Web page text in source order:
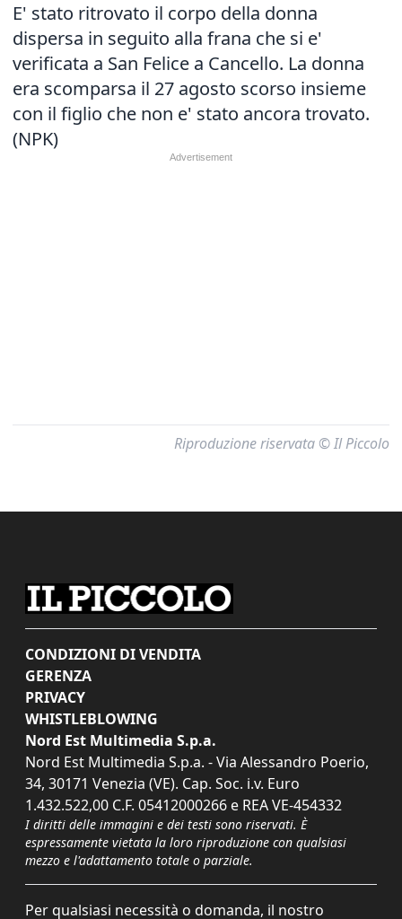
E' stato ritrovato il corpo della donna
dispersa in seguito alla frana che si e'
verificata a San Felice a Cancello. La donna
era scomparsa il 27 agosto scorso insieme
con il figlio che non e' stato ancora trovato.
(NPK)
Riproduzione riservata © Il Piccolo
CONDIZIONI DI VENDITA
GERENZA
PRIVACY
WHISTLEBLOWING
Nord Est Multimedia S.p.a.
Nord Est Multimedia S.p.a. - Via Alessandro Poerio,
34, 30171 Venezia (VE). Cap. Soc. i.v. Euro
1.432.522,00 C.F. 05412000266 e REA VE-454332
I diritti delle immagini e dei testi sono riservati. È
espressamente vietata la loro riproduzione con qualsiasi
mezzo e l'adattamento totale o parziale.
Per qualsiasi necessità o domanda, il nostro